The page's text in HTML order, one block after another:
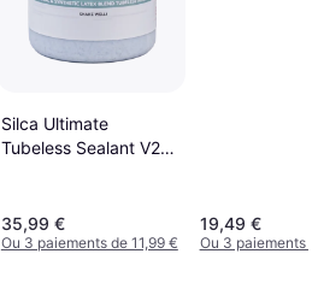
Silca Ultimate
Tubeless Sealant V2
35,99 €
Ou 3 paiements de 11,99 €
19,49 €
Ou 3 paiements